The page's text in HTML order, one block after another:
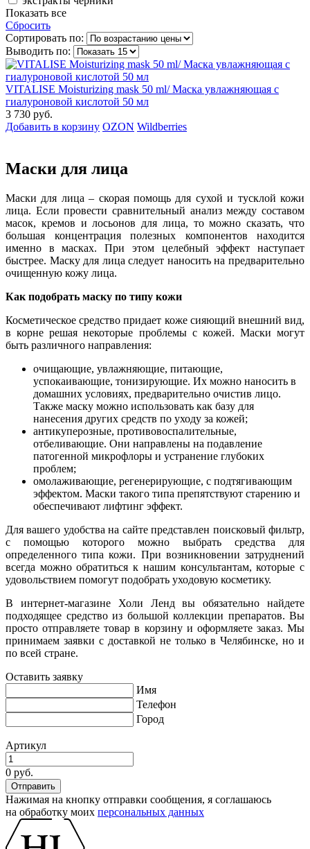
Показать все
Сбросить
Сортировать по:
Выводить по:
VITALISE Moisturizing mask 50 ml/ Маска увлажняющая с
гиалуроновой кислотой 50 мл
3 730 руб.
Добавить в корзину OZON Wildberries
Маски для лица
Маски для лица – скорая помощь для сухой и тусклой кожи
лица. Если провести сравнительный анализ между составом
масок, кремов и лосьонов для лица, то можно сказать, что
большая концентрация полезных компонентов находится
именно в масках. При этом целебный эффект наступает
быстрее. Маску для лица следует наносить на предварительно
очищенную кожу лица.
Как подобрать маску по типу кожи
Косметическое средство придает коже сияющий внешний вид,
в корне решая некоторые проблемы с кожей. Маски могут
быть различного направления:
очищающие, увлажняющие, питающие,
успокаивающие, тонизирующие. Их можно наносить в
домашних условиях, предварительно очистив лицо.
Также маску можно использовать как базу для
нанесения других средств по уходу за кожей;
антикуперозные, противовоспалительные,
отбеливающие. Они направлены на подавление
патогенной микрофлоры и устранение глубоких
проблем;
омолаживающие, регенерирующие, с подтягивающим
эффектом. Маски такого типа препятствуют старению и
обеспечивают лифтинг эффект.
Для вашего удобства на сайте представлен поисковый фильтр,
с помощью которого можно выбрать средства для
определенного типа кожи. При возникновении затруднений
всегда можно обратиться к нашим консультантам, которые с
удовольствием помогут подобрать уходовую косметику.
В интернет-магазине Холи Ленд вы обязательно найдете
подходящее средство из большой коллекции препаратов. Вы
просто отправляете товар в корзину и оформляете заказ. Мы
принимаем заявки с доставкой не только в Челябинске, но и
по всей стране.
Оставить заявку
Имя
Телефон
Город
Артикул
0 руб.
Нажимая на кнопку отправки сообщения, я соглашаюсь
на обработку моих персональных данных